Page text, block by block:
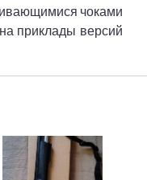
чоками
приклады версий